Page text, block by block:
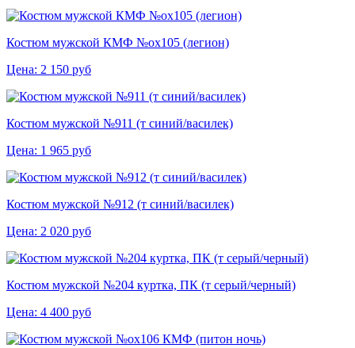
Костюм мужской КМФ №ох105 (легион)
Цена: 2 150 руб
Костюм мужской №911 (т синий/василек)
Цена: 1 965 руб
Костюм мужской №912 (т синий/василек)
Цена: 2 020 руб
Костюм мужской №204 куртка, ПК (т серый/черный)
Цена: 4 400 руб